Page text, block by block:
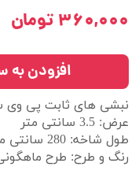
۳۶۰,۰۰۰ تومان
نبشی های ثابت پی وی
عرض: 3.5 سانتی متر
طول شاخه: 280 سانتی متر
رنگ و طرح: طرح
افزودن به